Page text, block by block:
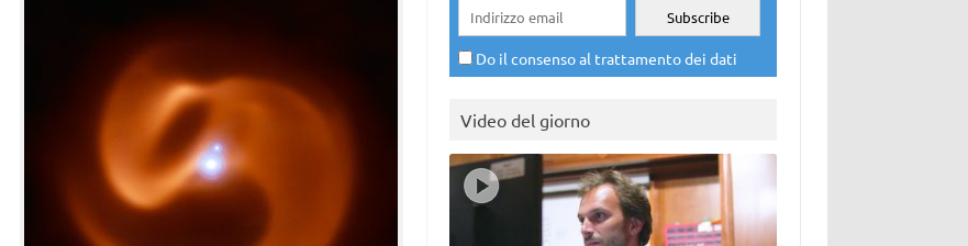
Do il consenso al trattamento dei dati
Video del giorno